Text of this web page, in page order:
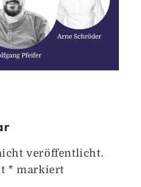
veröffentlicht.
* markiert